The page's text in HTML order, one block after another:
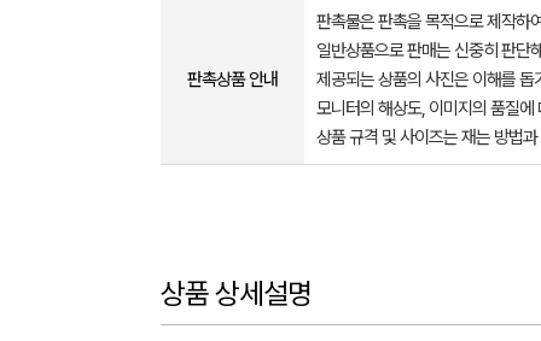
판촉상품 안내
판촉물은 판촉을 목적으로 제작하
일반상품으로 판매는 신중히 판단
제공되는 상품의 사진은 이해를
모니터의 해상도, 이미지의 품질
상품 규격 및 사이즈는 재는 방법
상품 상세설명